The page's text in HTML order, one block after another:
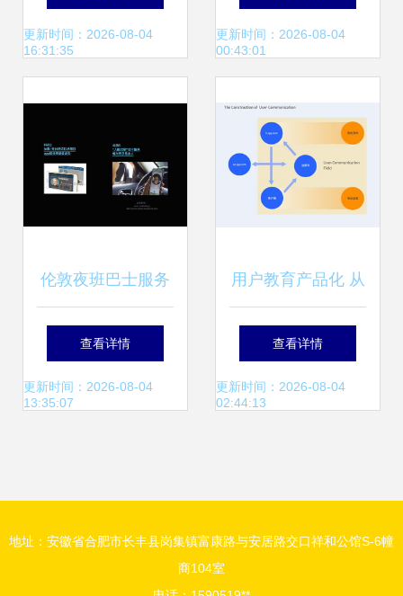
值传递的艺术
更新时间：2026-08-04
16:31:35
器材安装维护的视
更新时间：2026-08-04
00:43:01
伦敦夜班巴士服务
A全时段智慧出行
产品设计提案
查看详情
更新时间：2026-08-04
13:35:07
用户教育产品化 从
策略到实践的微型
服务设计指南
查看详情
更新时间：2026-08-04
02:44:13
地址：安徽省合肥市长丰县岗集镇富康路与安居路交口祥和公馆S-6幢
商104室